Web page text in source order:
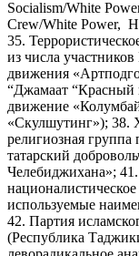
Socialism/White
Crew/White Power,
35.
из числа
движения
“Джамаат “Красный
движение
«Скулшутинг»); 38.
религиозная
татарский
Челебиджихана»;
используемые
42. Партия
(Республика